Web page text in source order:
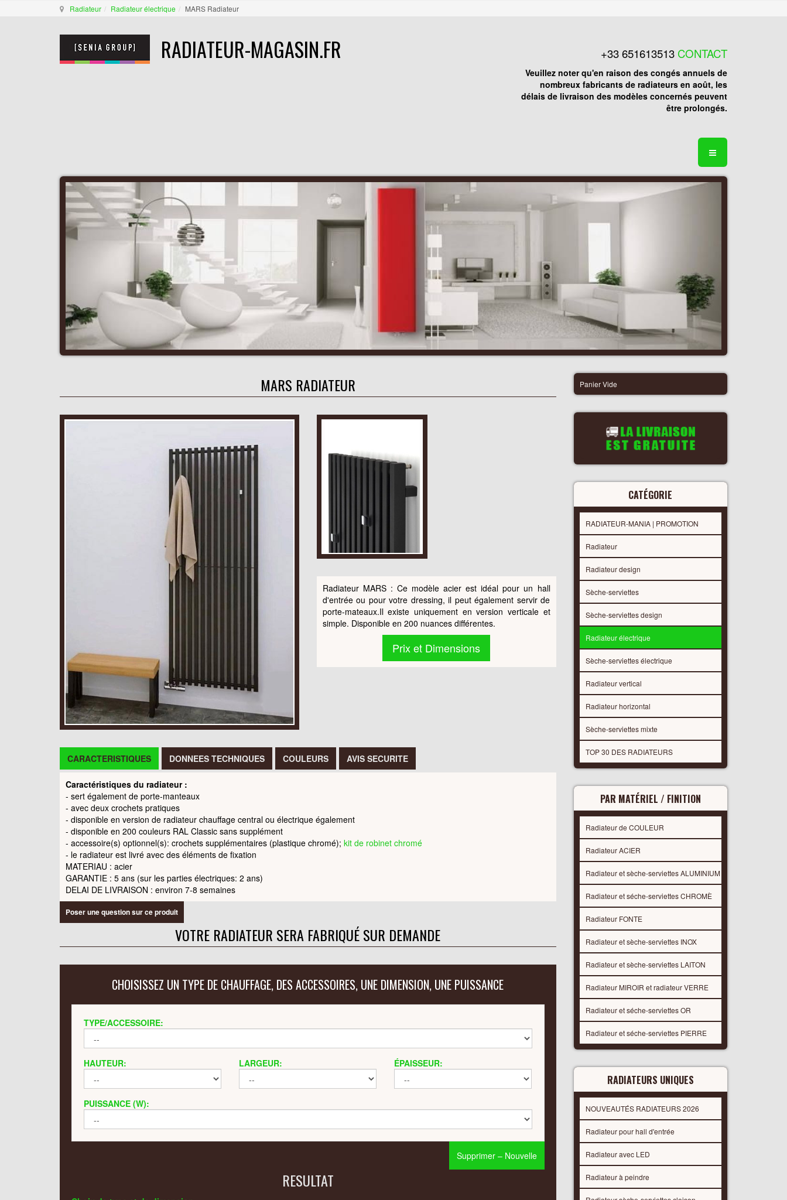
Radiateur Radiateur électrique MARS Radiateur
RADIATEUR-MAGASIN.FR +33 651613513 CONTACT
Veuillez noter qu'en raison des congés annuels de
nombreux fabricants de radiateurs en août, les
délais de livraison des modèles concernés peuvent
être prolongés.
MARS RADIATEUR
Radiateur MARS : Ce modèle acier est idéal pour un hall
d'entrée ou pour votre dressing, il peut également servir de
porte-mateaux.Il existe uniquement en version verticale et
simple. Disponible en 200 nuances différentes.
Prix et Dimensions
CARACTERISTIQUES DONNEES TECHNIQUES COULEURS AVIS SECURITE
Caractéristiques du radiateur :
- sert également de porte-manteaux
- avec deux crochets pratiques
- disponible en version de radiateur chauffage central ou électrique également
- disponible en 200 couleurs RAL Classic sans supplément
- accessoire(s) optionnel(s): crochets supplémentaires (plastique chromé); kit de robinet chromé
- le radiateur est livré avec des éléments de fixation
MATERIAU : acier
GARANTIE : 5 ans (sur les parties électriques: 2 ans)
DELAI DE LIVRAISON : environ 7-8 semaines
Poser une question sur ce produit
VOTRE RADIATEUR SERA FABRIQUÉ SUR DEMANDE
CHOISISSEZ UN TYPE DE CHAUFFAGE, DES ACCESSOIRES, UNE DIMENSION, UNE PUISSANCE
TYPE/ACCESSOIRE:
HAUTEUR: LARGEUR: ÉPAISSEUR:
PUISSANCE (W):
Supprimer – Nouvelle
RESULTAT
Panier Vide
CATÉGORIE
RADIATEUR-MANIA | PROMOTION
Radiateur
Radiateur design
Sèche-serviettes
Sèche-serviettes design
Radiateur électrique
Sèche-serviettes électrique
Radiateur vertical
Radiateur horizontal
Sèche-serviettes mixte
TOP 30 DES RADIATEURS
PAR MATÉRIEL / FINITION
Radiateur de COULEUR
Radiateur ACIER
Radiateur et sèche-serviettes ALUMINIUM
Radiateur et séche-serviettes CHROMÈ
Radiateur FONTE
Radiateur et sèche-serviettes INOX
Radiateur et sèche-serviettes LAITON
Radiateur MIROIR et radiateur VERRE
Radiateur et séche-serviettes OR
Radiateur et séche-serviettes PIERRE
RADIATEURS UNIQUES
NOUVEAUTÉS RADIATEURS 2026
Radiateur pour hall d'entrée
Radiateur avec LED
Radiateur à peindre